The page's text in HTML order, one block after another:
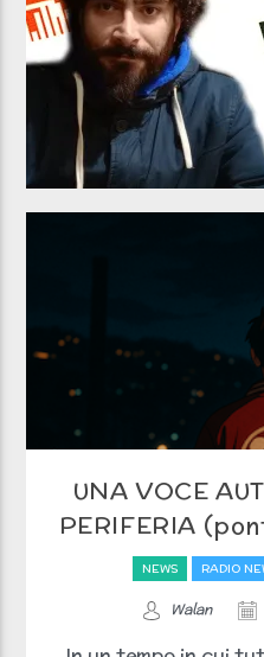
UNA VOCE
PERIFERIA
NEWS RADIO
Walan